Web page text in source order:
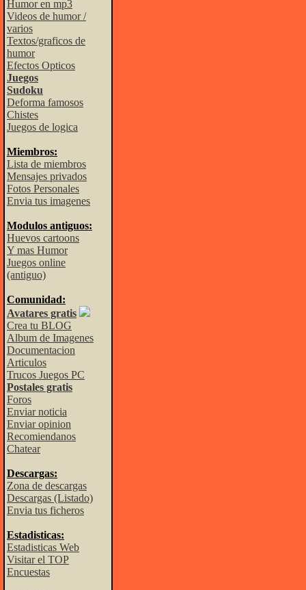
Humor en mp3
Videos de humor /
varios
Textos/graficos de
humor
Efectos Opticos
Juegos
Sudoku
Deforma famosos
Chistes
Juegos de logica
Miembros:
Lista de miembros
Mensajes privados
Fotos Personales
Envia tus imagenes
Modulos antiguos:
Huevos cartoons
Y mas Humor
Juegos online
(antiguo)
Comunidad:
Avatares gratis
Crea tu BLOG
Album de Imagenes
Documentacion
Articulos
Trucos Juegos PC
Postales gratis
Foros
Enviar noticia
Enviar opinion
Recomiendanos
Chatear
Descargas:
Zona de descargas
Descargas (Listado)
Envia tus ficheros
Estadisticas:
Estadisticas Web
Visitar el TOP
Encuestas